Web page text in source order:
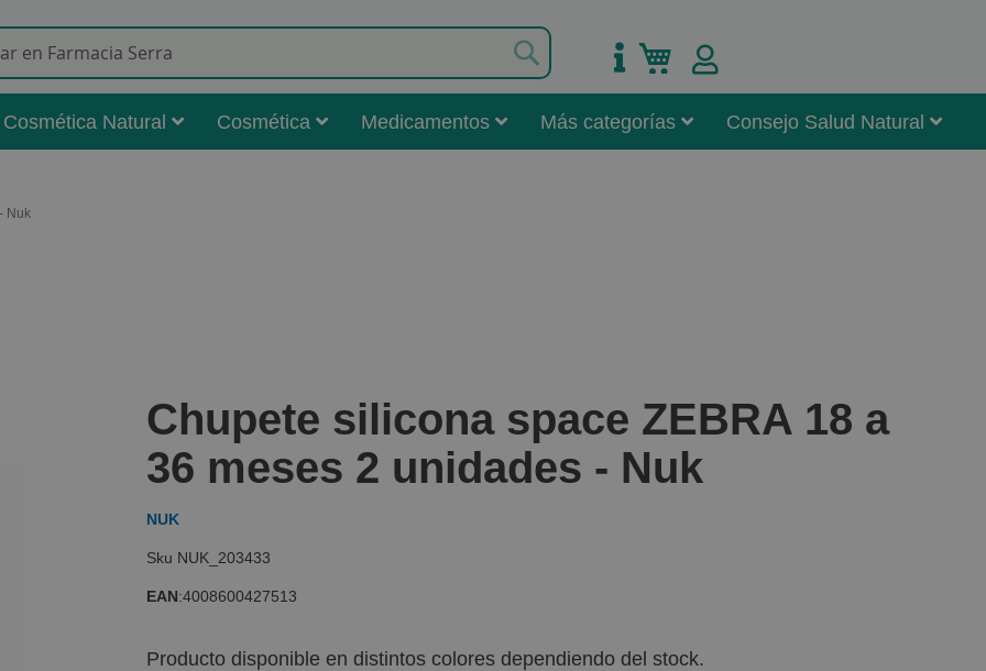
Mi carrito
Cosmética Natural Cosmética Medicamentos Más categorías Consejo Salud Natural
Nuk
Chupete silicona space ZEBRA 18 a
36 meses 2 unidades - Nuk
NUK
NUK_203433
EAN:4008600427513
Producto disponible en distintos colores dependiendo del stock.